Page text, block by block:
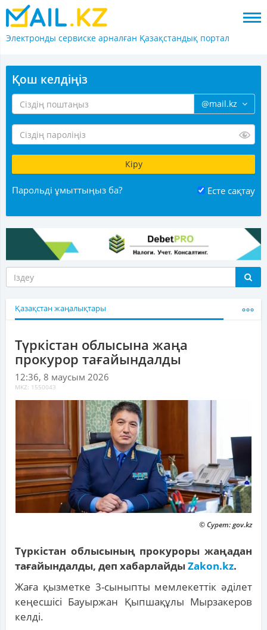
Электронды сервиске арналған Қазақстандық портал
Қош келдіңіз
@mail.kz
Парольді ұмыттыңыз ба? Есте сақтау
Қазақстан жаңалықтары
Түркістан облысына жаңа
прокурор тағайындалды
12:36, 8 маусым 2026
MKZ: 1550043
© Сурет: gov.kz
Түркістан облысының прокуроры жаңадан
тағайындалды, деп хабарлайдыZakon.kz.
Жаға қызметке 3-сыныпты мемлекеттік әділет
кеңесшісі Бауыржан Қыпшақұлы Мырзакеров
келді.